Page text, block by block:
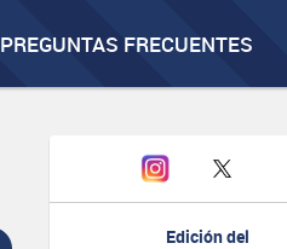
PREGUNTAS FRECUENTES
Edición del